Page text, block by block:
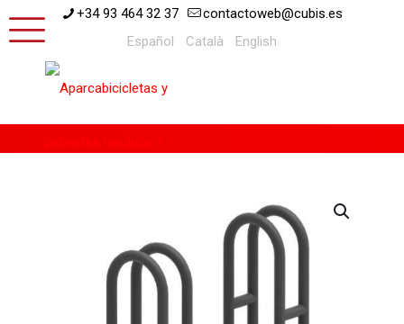
+34 93 464 32 37
contactoweb@cubis.es
Español
Català English